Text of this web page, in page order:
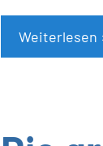
Weiterlesen
Allgemein